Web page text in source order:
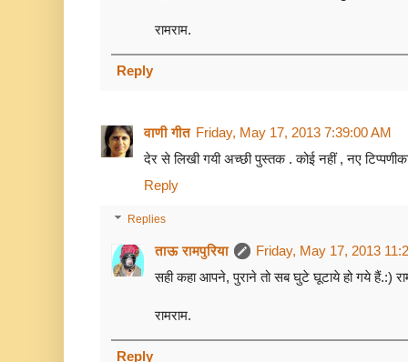
रामराम.
Reply
वाणी गीत Friday, May 17, 2013 7:39:00 AM
देर से लिखी गयी अच्छी पुस्तक . कोई नहीं , नए
Reply
Replies
ताऊ रामपुरिया
Friday, May 17, 2013
सही कहा आपने, पुराने तो सब घुटे घूटाये हो गये हैं.:)
रामराम.
Reply